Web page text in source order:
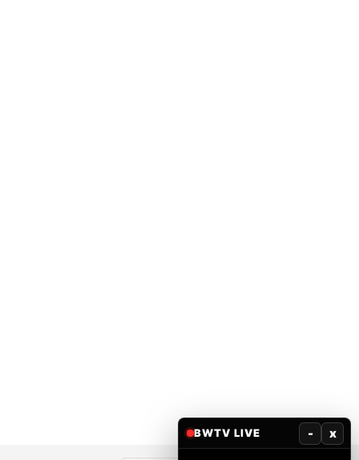
BWTV LIVE - x